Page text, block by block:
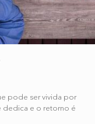
pode ser vivida por
dedica e o retorno é